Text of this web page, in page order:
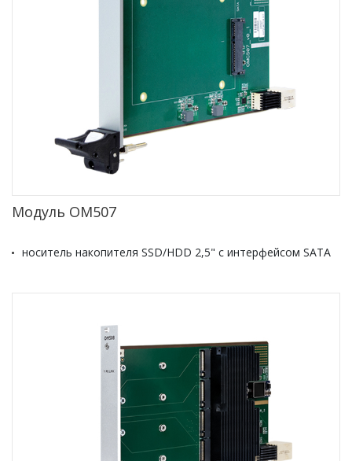
Модуль OM507
носитель накопителя SSD/HDD 2,5" с интерфейсом SATA